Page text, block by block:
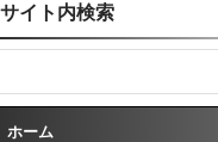
サイト内検索
ホーム